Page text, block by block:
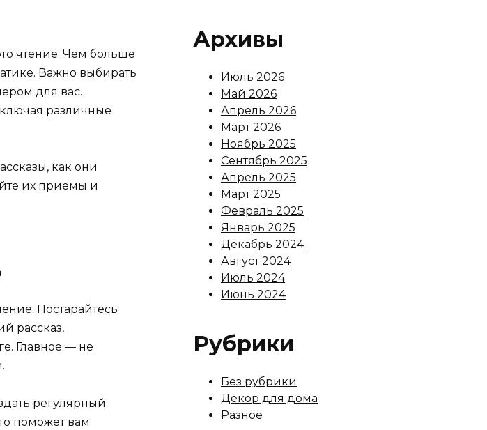
чтение. Чем больше
Важно выбирать
для вас.
различные
как они
их приемы и
Постарайтесь
рассказ,
Главное — не
регулярный
поможет вам
Архивы
Июль 2026
Май 2026
Апрель 2026
Март 2026
Ноябрь 2025
Сентябрь 2025
Апрель 2025
Март 2025
Февраль 2025
Январь 2025
Декабрь 2024
Август 2024
Июль 2024
Июнь 2024
Рубрики
Без рубрики
Декор для дома
Разное